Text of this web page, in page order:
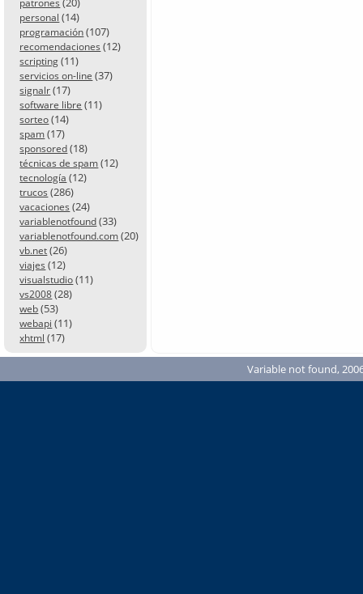
patrones
personal (14)
programación (107)
recomendaciones (12)
scripting (11)
servicios on-line (37)
signalr (17)
software libre (11)
sorteo (14)
spam (17)
sponsored (18)
técnicas de spam (12)
tecnología (12)
trucos (286)
vacaciones (24)
variablenotfound (33)
variablenotfound.com (20)
vb.net (26)
viajes (12)
visualstudio (11)
vs2008 (28)
web (53)
webapi (11)
xhtml (17)
Variable not found,